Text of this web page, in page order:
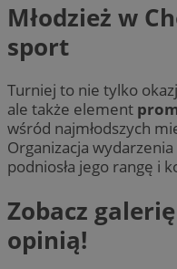
Młodzież w
sport
Turniej to nie tylko
ale także element
wśród najmłodszych
Organizacja
podniosła jego rangę i
Zobacz
opinią!